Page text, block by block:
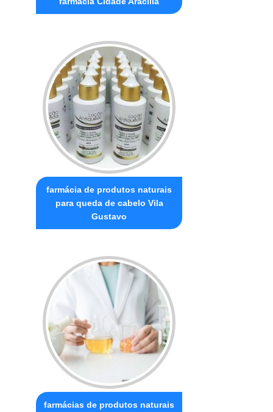
farmácia de produtos naturais
para queda de cabelo Vila
Gustavo
farmácias de produtos naturais